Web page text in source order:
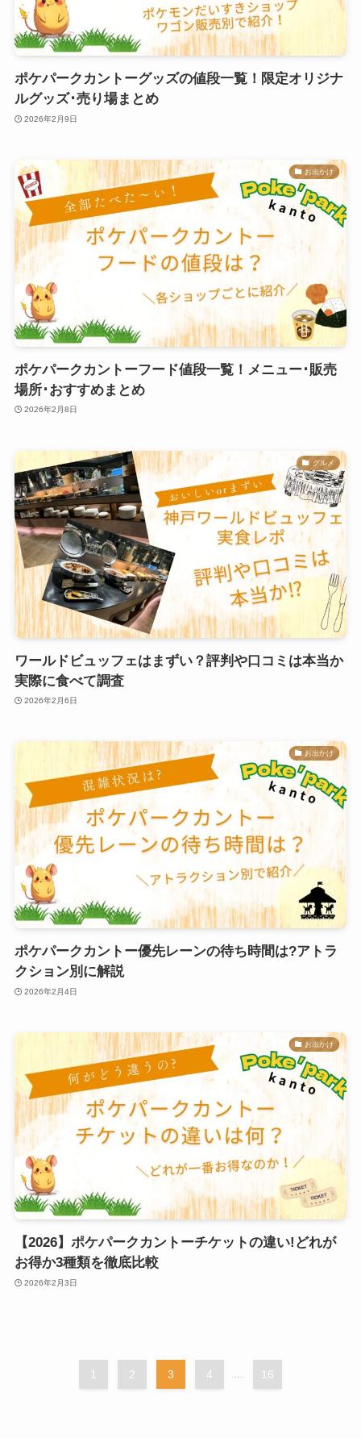
ポケパークカントーグッズの値段一覧！限定オリジナ
ルグッズ･売り場まとめ
2026年2月9日
お出かけ
ポケパークカントーフード値段一覧！メニュー･販売
場所･おすすめまとめ
2026年2月8日
グルメ
ワールドビュッフェはまずい？評判や口コミは本当か
実際に食べて調査
2026年2月6日
お出かけ
ポケパークカントー優先レーンの待ち時間は?アトラ
クション別に解説
2026年2月4日
お出かけ
【2026】ポケパークカントーチケットの違い!どれが
お得か3種類を徹底比較
2026年2月3日
1 2 3 4 ... 16